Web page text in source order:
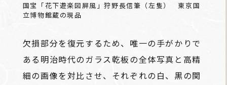
国宝「花下遊楽図屏風」狩野長信筆（左隻） 東京国
立博物館蔵の現品
欠損部分を復元するため、唯一の手がかりで
ある明治時代のガラス乾板の全体写真と高精
細の画像を対比させ、それぞれの白、黒の関